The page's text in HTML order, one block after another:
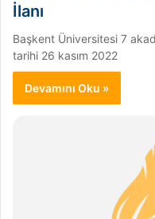
İlanı
Başkent Üniversitesi 7
tarihi 26 kasım 2022
Devamını Oku »